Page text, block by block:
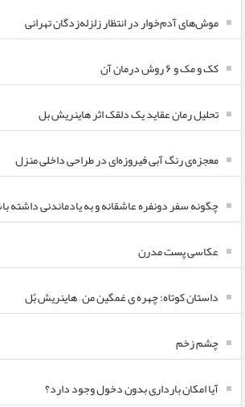
موش‌های آدم‌خوار در انتظار زلزله‌زدگان تهرانی
کک و مک و ۶ روش درمان آن
تحلیل رمان عقاید یک دلقک اثر هاینریش بل
معجزه‌ی رنگ آبی فیروزه‌ای در طراحی داخلی منزل
چگونه سفر دونفره عاشقانه و به یادماندنی داشته
عکاسی پست مدرن
داستان کوتاه: چهره ی غمگین من – هاینریش بُل
چشم زخم
آیا امکان بارداری بدون دخول وجود دارد؟